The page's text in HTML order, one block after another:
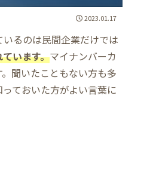
2023.01.17
るのは民間企業だけでは
います。マイナンバーカ
聞いたこともない方も多
ておいた方がよい言葉に